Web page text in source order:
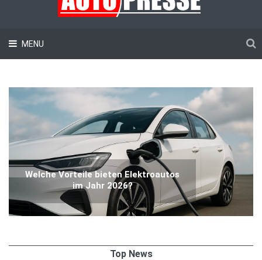
MENU
Welche Vorteile bieten Elektroautos
im Jahr 2026?
Top News